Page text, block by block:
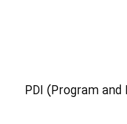
PDI (Program